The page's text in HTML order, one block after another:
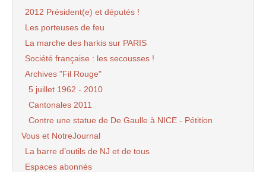
2012 Président(e) et députés !
Les porteuses de feu
La marche des harkis sur PARIS
Société française : les secousses !
Archives "Fil Rouge"
5 juillet 1962 - 2010
Cantonales 2011
Contre une statue de De Gaulle à NICE - Pétition
Vous et NotreJournal
La barre d’outils de NJ et de tous
Espaces abonnés